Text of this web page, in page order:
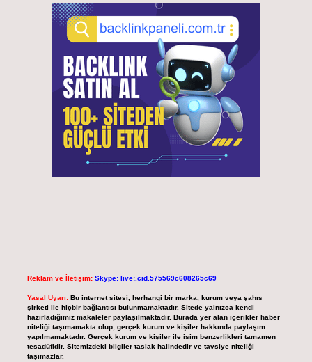
Reklam ve İletişim: Skype: live:.cid.575569c608265c69
Yasal Uyarı: Bu internet sitesi, herhangi bir marka, kurum veya şahıs
şirketi ile hiçbir bağlantısı bulunmamaktadır. Sitede yalnızca kendi
hazırladığımız makaleler paylaşılmaktadır. Burada yer alan içerikler haber
niteliği taşımamakta olup, gerçek kurum ve kişiler hakkında paylaşım
yapılmamaktadır. Gerçek kurum ve kişiler ile isim benzerlikleri tamamen
tesadüfidir. Sitemizdeki bilgiler taslak halindedir ve tavsiye niteliği
taşımazlar.